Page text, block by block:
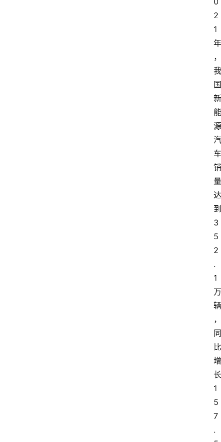
2
1
年
，
我
国
新
能
源
汽
车
销
量
达
到
3
5
2
.
1
万
辆
，
同
比
增
长
1
5
7
.